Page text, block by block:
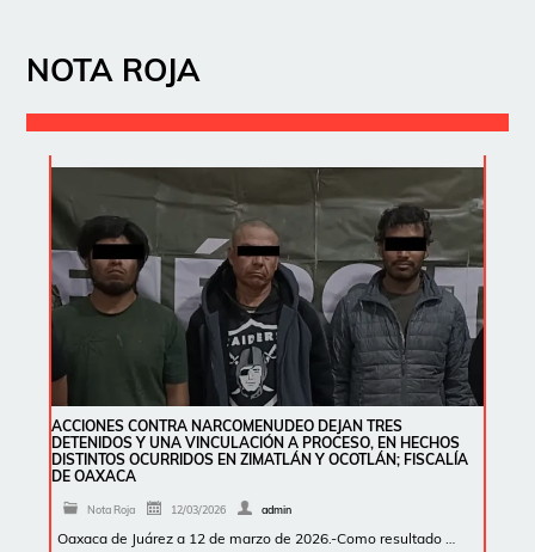
NOTA ROJA
ACCIONES CONTRA NARCOMENUDEO DEJAN TRES
DETENIDOS Y UNA VINCULACIÓN A PROCESO, EN HECHOS
DISTINTOS OCURRIDOS EN ZIMATLÁN Y OCOTLÁN; FISCALÍA
DE OAXACA
Nota Roja 12/03/2026 admin
Oaxaca de Juárez a 12 de marzo de 2026.-Como resultado …